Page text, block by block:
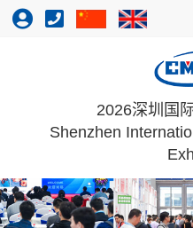
2026深圳国
Shenzhen